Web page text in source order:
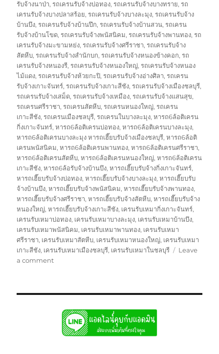
รับจ้างนาป่า,รถเครนรับจ้างบ่อทอง,รถเครนรับจ้างบางทราย,รถ
เครนรับจ้างบางปลาสร้อย,รถเครนรับจ้างบางละมุง,รถเครนรับจ้าง
บ้านบึง,รถเครนรับจ้างบ้านปึก,รถเครนรับจ้างบ้านสวน,รถเครน
รับจ้างบ้านโขด,รถเครนรับจ้างพนัสนิคม,รถเครนรับจ้างพานทอง,รถ
เครนรับจ้างมะขามหย่ง,รถเครนรับจ้างศรีราชา,รถเครนรับจ้าง
สัตหีบ,รถเครนรับจ้างสำนักบก,รถเครนรับจ้างหนองข้างคอก,รถ
เครนรับจ้างหนองรี,รถเครนรับจ้างหนองใหญ่,รถเครนรับจ้างหนอง
ไม้แดง,รถเครนรับจ้างห้วยกะปิ,รถเครนรับจ้างอ่างศิลา,รถเครน
รับจ้างเกาะจันทร์,รถเครนรับจ้างเกาะสีชัง,รถเครนรับจ้างเมืองชลบุรี,
รถเครนรับจ้างเสม็ด,รถเครนรับจ้างเหมือง,รถเครนรับจ้างแสนสุข,
รถเครนศรีราชา,รถเครนสัตหีบ,รถเครนหนองใหญ่,รถเครน
เกาะสีชัง,รถเครนเมืองชลบุรี,รถเครนในบางละมุง,หารถ6ล้อติเครน
กิ่งเกาะจันทร์,หารถ6ล้อติเครนบ่อทอง,หารถ6ล้อติเครนบางละมุง,
หารถ6ล้อติเครนบางละมุง หารถเฮี๊ยบรับจ้างเมืองชลบุรี,หารถ6ล้อติ
เครนพนัสนิคม,หารถ6ล้อติเครนพานทอง,หารถ6ล้อติเครนศรีราชา,
หารถ6ล้อติเครนสัตหีบ,หารถ6ล้อติเครนหนองใหญ่,หารถ6ล้อติเครน
เกาะสีชัง,หารถ6ล้อรับจ้างบ้านบึง,หารถเฮี๊ยบรับจ้างกิ่งเกาะจันทร์,
หารถเฮี๊ยบรับจ้างบ่อทอง,หารถเฮี๊ยบรับจ้างบางละมุง,หารถเฮี๊ยบรับ
จ้างบ้านบึง,หารถเฮี๊ยบรับจ้างพนัสนิคม,หารถเฮี๊ยบรับจ้างพานทอง,
หารถเฮี๊ยบรับจ้างศรีราชา,หารถเฮี๊ยบรับจ้างสัตหีบ,หารถเฮี๊ยบรับจ้าง
หนองใหญ่,หารถเฮี๊ยบรับจ้างเกาะสีชัง, เครนรับเหมากิ่งเกาะจันทร์,
เครนรับเหมาบ่อทอง, เครนรับเหมาบางละมุง, เครนรับเหมาบ้านบึง,
เครนรับเหมาพนัสนิคม, เครนรับเหมาพานทอง, เครนรับเหมา
ศรีราชา, เครนรับเหมาสัตหีบ, เครนรับเหมาหนองใหญ่, เครนรับเหมา
เกาะสีชัง, เครนรับเหมาเมืองชลบุรี, เครนรับเหมาในชลบุรี
Leave
a commenton
เฮี๊ยบ
ชลบุรี